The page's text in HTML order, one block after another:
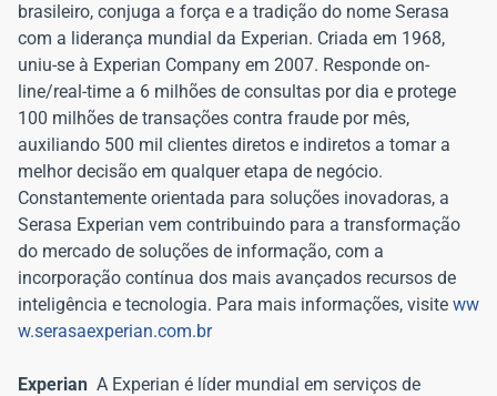
brasileiro, conjuga a força e a tradição do nome Serasa
com a liderança mundial da Experian. Criada em 1968,
uniu-se à Experian Company em 2007. Responde on-
line/real-time a 6 milhões de consultas por dia e protege
100 milhões de transações contra fraude por mês,
auxiliando 500 mil clientes diretos e indiretos a tomar a
melhor decisão em qualquer etapa de negócio.
Constantemente orientada para soluções inovadoras, a
Serasa Experian vem contribuindo para a transformação
do mercado de soluções de informação, com a
incorporação contínua dos mais avançados recursos de
inteligência e tecnologia. Para mais informações, visite ww
w.serasaexperian.com.br
Experian A Experian é líder mundial em serviços de